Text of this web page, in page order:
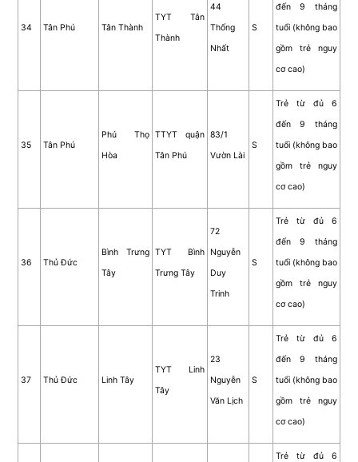
34 Tân Phú Tân Thành
TYT Tân
Thành
44
Thống
Nhất
S
đến 9 tháng
tuổi (không bao
gồm trẻ nguy
cơ cao)
35 Tân Phú
Phú Thọ
Hòa
TTYT quận
Tân Phú
83/1
Vườn Lài
S
Trẻ từ đủ 6
đến 9 tháng
tuổi (không bao
gồm trẻ nguy
cơ cao)
36 Thủ Đức
Bình Trưng
Tây
TYT Bình
Trưng Tây
72
Nguyễn
Duy
Trinh
S
Trẻ từ đủ 6
đến 9 tháng
tuổi (không bao
gồm trẻ nguy
cơ cao)
37 Thủ Đức Linh Tây
TYT Linh
Tây
23
Nguyễn
Văn Lịch
S
Trẻ từ đủ 6
đến 9 tháng
tuổi (không bao
gồm trẻ nguy
cơ cao)
Trẻ từ đủ 6